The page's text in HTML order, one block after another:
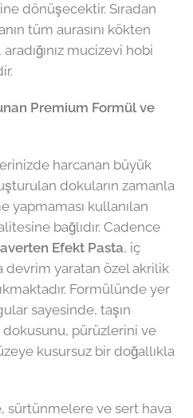
dönüşecektir. Sıradan
tüm aurasını kökten
mucizevi hobi
Premium Formül ve
harcanan büyük
dokuların zamanla
yapmaması kullanılan
bağlıdır. Cadence
Efekt Pasta, iç
devrim yaratan özel akrilik
Formülünde yer
sayesinde, taşın
pürüzlerini ve
kusursuz bir doğallıkla
sürtünmelere ve sert hava